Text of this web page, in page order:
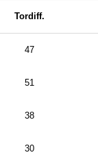
Tordiff.
47
51
38
30